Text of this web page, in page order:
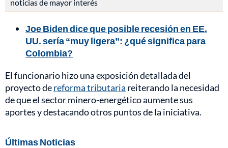
noticias de mayor interés
Joe Biden dice que posible recesión en EE.
UU. sería “muy ligera”: ¿qué significa para
Colombia?
El funcionario hizo una exposición detallada del
proyecto dereforma tributaria reiterando la necesidad
de que el sector minero-energético aumente sus
aportes y destacando otros puntos de la iniciativa.
Últimas Noticias